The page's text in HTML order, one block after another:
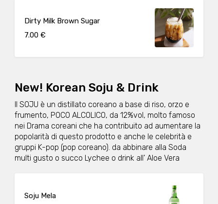
Dirty Milk Brown Sugar
7.00 €
New! Korean Soju & Drink
Il SOJU è un distillato coreano a base di riso, orzo e
frumento, POCO ALCOLICO, da 12%vol, molto famoso
nei Drama coreani che ha contribuito ad aumentare la
popolarità di questo prodotto e anche le celebrità e
gruppi K-pop (pop coreano). da abbinare alla Soda
multi gusto o succo Lychee o drink all' Aloe Vera
Soju Mela